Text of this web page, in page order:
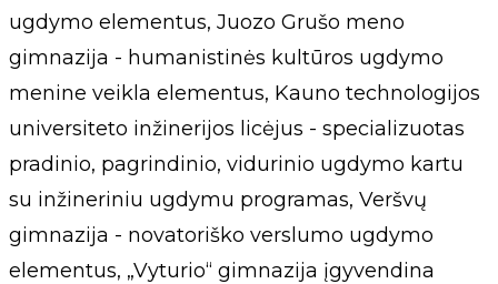
ugdymo elementus, Juozo Grušo meno
gimnazija - humanistinės kultūros ugdymo
menine veikla elementus, Kauno technologijos
universiteto inžinerijos licėjus - specializuotas
pradinio, pagrindinio, vidurinio ugdymo kartu
su inžineriniu ugdymu programas, Veršvų
gimnazija - novatoriško verslumo ugdymo
elementus, „Vyturio“ gimnazija įgyvendina